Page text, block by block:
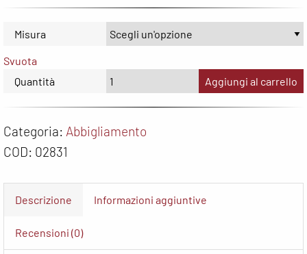
Misura
Svuota
Quantità
Aggiungi al carrello
Categoria: Abbigliamento
COD: 02831
Descrizione Informazioni aggiuntive
Recensioni (0)